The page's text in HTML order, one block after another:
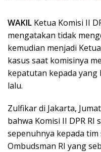
WAKIL Ketua Komisi II
mengatakan tidak
kemudian menjadi
kasus saat komisinya
kepatutan kepada
lalu.
Zulfikar di Jakarta,
bahwa Komisi II DPR RI
sepenuhnya kepada
Ombudsman RI yang